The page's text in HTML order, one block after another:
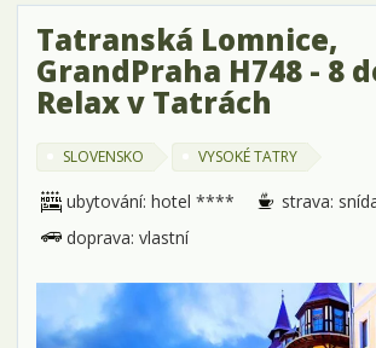
Tatranská Lomnice,
GrandPraha H748 - 8
Relax v Tatrách
SLOVENSKO VYSOKÉ TATRY
ubytování: hotel ****
strava:
doprava: vlastní